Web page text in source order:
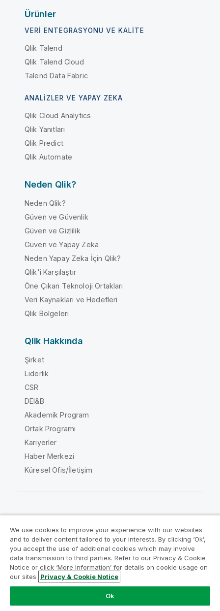
Ürünler
VERI ENTEGRASYONU VE KALITE
Qlik Talend
Qlik Talend Cloud
Talend Data Fabric
ANALIZLER VE YAPAY ZEKA
Qlik Cloud Analytics
Qlik Yanıtları
Qlik Predict
Qlik Automate
Neden Qlik?
Neden Qlik?
Güven ve Güvenlik
Güven ve Gizlilik
Güven ve Yapay Zeka
Neden Yapay Zeka İçin Qlik?
Qlik'i Karşılaştır
Öne Çıkan Teknoloji Ortakları
Veri Kaynakları ve Hedefleri
Qlik Bölgeleri
Qlik Hakkında
Şirket
Liderlik
CSR
DEI&B
Akademik Program
Ortak Programı
Kariyerler
Haber Merkezi
Küresel Ofis/İletişim
Yasal sözleşmeler
Ürün Koşulları
Legal Policies
Legal Policies
Kullanım koşulları
Ticari markalar
Do Not Share My Info
Telif Hakkı © 1993-2026 QlikTech International AB. Tüm
We use cookies to improve your experience with our websites
and to deliver content tailored to your interests. By clicking ‘Ok’,
you accept the use of additional cookies which may involve
data transmission to third parties. Refer to our Privacy & Cookie
Notice or click ‘More Information’ for details on cookie usage on
our sites. Privacy & Cookie Notice
Ok